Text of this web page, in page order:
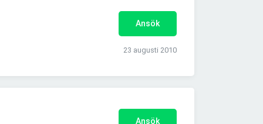
Ansök
23 augusti 2010
Ansök